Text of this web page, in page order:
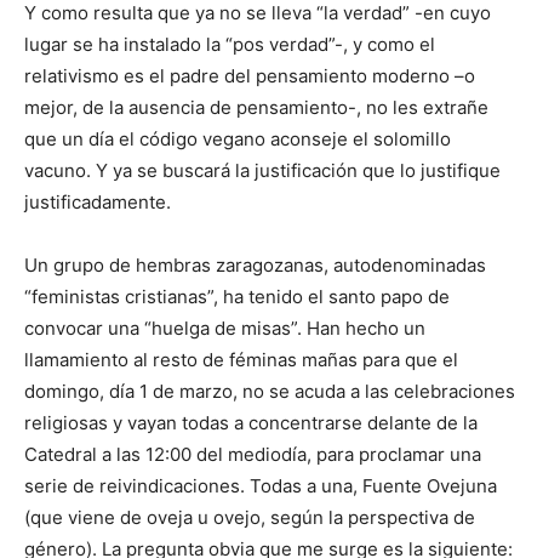
Y como resulta que ya no se lleva “la verdad” -en cuyo
lugar se ha instalado la “pos verdad”-, y como el
relativismo es el padre del pensamiento moderno –o
mejor, de la ausencia de pensamiento-, no les extrañe
que un día el código vegano aconseje el solomillo
vacuno. Y ya se buscará la justificación que lo justifique
justificadamente.
Un grupo de hembras zaragozanas, autodenominadas
“feministas cristianas”, ha tenido el santo papo de
convocar una “huelga de misas”. Han hecho un
llamamiento al resto de féminas mañas para que el
domingo, día 1 de marzo, no se acuda a las celebraciones
religiosas y vayan todas a concentrarse delante de la
Catedral a las 12:00 del mediodía, para proclamar una
serie de reivindicaciones. Todas a una, Fuente Ovejuna
(que viene de oveja u ovejo, según la perspectiva de
género). La pregunta obvia que me surge es la siguiente: